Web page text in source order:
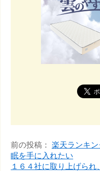
前の投稿： 楽天ランキ
眠を手に入れたい
１６４社に取り上げら